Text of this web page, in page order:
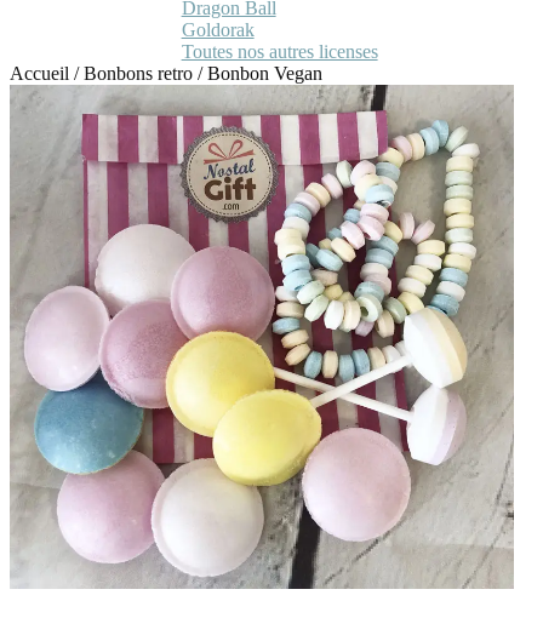
Dragon Ball
Goldorak
Toutes nos autres licenses
Accueil /Bonbons retro /Bonbon Vegan